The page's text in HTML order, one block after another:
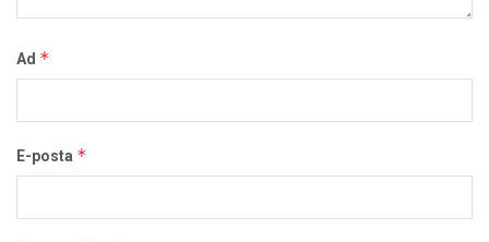
Ad *
E-posta *